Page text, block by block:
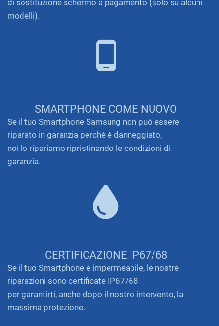
di sostituzione schermo a pagamento (solo su alcuni
modelli).
SMARTPHONE COME NUOVO
Se il tuo Smartphone Samsung non può essere
riparato in garanzia perché è danneggiato,
noi lo ripariamo ripristinando le condizioni di
garanzia.
CERTIFICAZIONE IP67/68
Se il tuo Smartphone è impermeabile, le nostre
riparazioni sono certificate IP67/68
per garantirti, anche dopo il nostro intervento, la
massima protezione.